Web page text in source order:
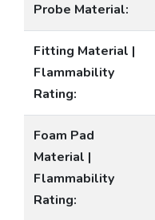
Probe Material:
Fitting Material |
Flammability
Rating:
Foam Pad
Material |
Flammability
Rating: